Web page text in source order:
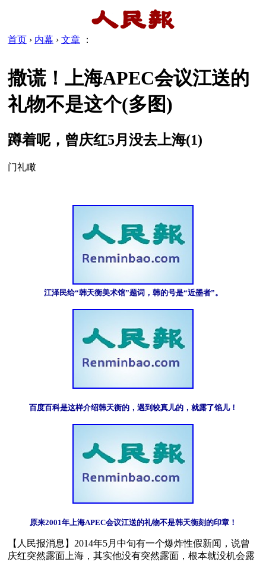
首页 › 内幕 › 文章 ：
撒谎！上海APEC会议江送的
礼物不是这个(多图)
蹲着呢，曾庆红5月没去上海(1)
门礼瞰
江泽民给“韩天衡美术馆”题词，韩的号是“近墨者”。
百度百科是这样介绍韩天衡的，遇到较真儿的，就露了馅儿！
原来2001年上海APEC会议江送的礼物不是韩天衡刻的印章！
【人民报消息】2014年5月中旬有一个爆炸性假新闻，说曾
庆红突然露面上海，其实他没有突然露面，根本就没机会露